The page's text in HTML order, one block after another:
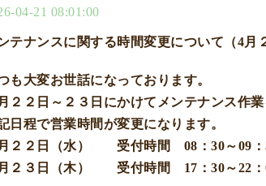
04-21 08:01:00
テナンスに関する時間変更について（4月
も大変お世話になっております。
２２日～２３日にかけてメンテナンス作業
日程で営業時間が変更になります。
２２日（水） 受付時間 08：30～09：
２３日（木） 受付時間 17：30～22：